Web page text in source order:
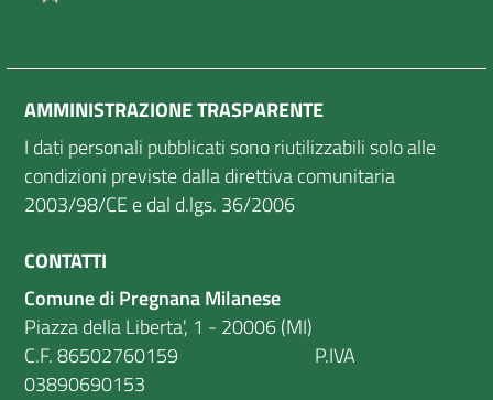
AMMINISTRAZIONE TRASPARENTE
I dati personali pubblicati sono riutilizzabili solo alle
condizioni previste dalla direttiva comunitaria
2003/98/CE e dal d.lgs. 36/2006
CONTATTI
Comune di Pregnana Milanese
Piazza della Liberta', 1 - 20006 (MI)
C.F. 86502760159 P.IVA
03890690153